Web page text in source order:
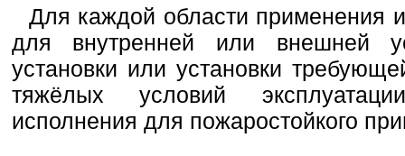
Для каждой области применения
для внутренней или внешней
установки или установки
тяжёлых условий
исполнения для пожаростойкого